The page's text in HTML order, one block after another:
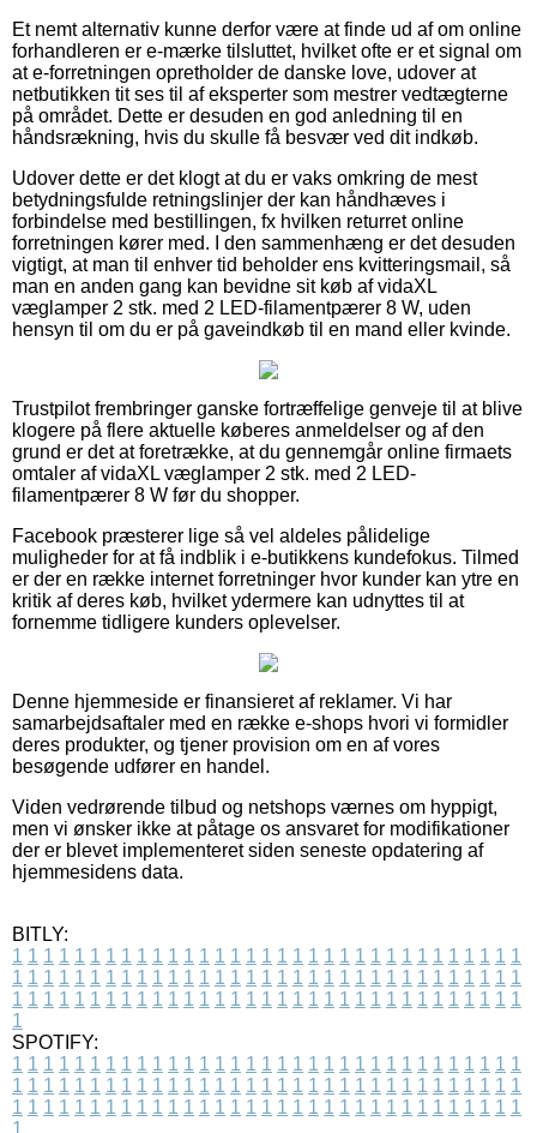
Et nemt alternativ kunne derfor være at finde ud af om online
forhandleren er e-mærke tilsluttet, hvilket ofte er et signal om
at e-forretningen opretholder de danske love, udover at
netbutikken tit ses til af eksperter som mestrer vedtægterne
på området. Dette er desuden en god anledning til en
håndsrækning, hvis du skulle få besvær ved dit indkøb.
Udover dette er det klogt at du er vaks omkring de mest
betydningsfulde retningslinjer der kan håndhæves i
forbindelse med bestillingen, fx hvilken returret online
forretningen kører med. I den sammenhæng er det desuden
vigtigt, at man til enhver tid beholder ens kvitteringsmail, så
man en anden gang kan bevidne sit køb af vidaXL
væglamper 2 stk. med 2 LED-filamentpærer 8 W, uden
hensyn til om du er på gaveindkøb til en mand eller kvinde.
Trustpilot frembringer ganske fortræffelige genveje til at blive
klogere på flere aktuelle køberes anmeldelser og af den
grund er det at foretrække, at du gennemgår online firmaets
omtaler af vidaXL væglamper 2 stk. med 2 LED-
filamentpærer 8 W før du shopper.
Facebook præsterer lige så vel aldeles pålidelige
muligheder for at få indblik i e-butikkens kundefokus. Tilmed
er der en række internet forretninger hvor kunder kan ytre en
kritik af deres køb, hvilket ydermere kan udnyttes til at
fornemme tidligere kunders oplevelser.
Denne hjemmeside er finansieret af reklamer. Vi har
samarbejdsaftaler med en række e-shops hvori vi formidler
deres produkter, og tjener provision om en af vores
besøgende udfører en handel.
Viden vedrørende tilbud og netshops værnes om hyppigt,
men vi ønsker ikke at påtage os ansvaret for modifikationer
der er blevet implementeret siden seneste opdatering af
hjemmesidens data.
BITLY:
1 1 1 1 1 1 1 1 1 1 1 1 1 1 1 1 1 1 1 1 1 1 1 1 1 1 1 1 1 1 1 1 1
1 1 1 1 1 1 1 1 1 1 1 1 1 1 1 1 1 1 1 1 1 1 1 1 1 1 1 1 1 1 1 1 1
1 1 1 1 1 1 1 1 1 1 1 1 1 1 1 1 1 1 1 1 1 1 1 1 1 1 1 1 1 1 1 1 1
1
SPOTIFY:
1 1 1 1 1 1 1 1 1 1 1 1 1 1 1 1 1 1 1 1 1 1 1 1 1 1 1 1 1 1 1 1 1
1 1 1 1 1 1 1 1 1 1 1 1 1 1 1 1 1 1 1 1 1 1 1 1 1 1 1 1 1 1 1 1 1
1 1 1 1 1 1 1 1 1 1 1 1 1 1 1 1 1 1 1 1 1 1 1 1 1 1 1 1 1 1 1 1 1
1